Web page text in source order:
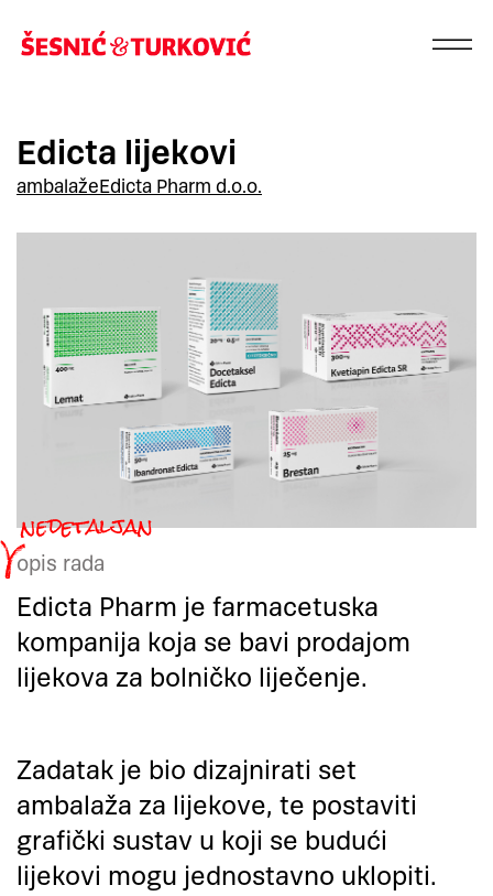
Edicta lijekovi
ambalažeEdicta Pharm d.o.o.
opis rada
Edicta Pharm je farmacetuska
kompanija koja se bavi prodajom
lijekova za bolničko liječenje.
Zadatak je bio dizajnirati set
ambalaža za lijekove, te postaviti
grafički sustav u koji se budući
lijekovi mogu jednostavno uklopiti.